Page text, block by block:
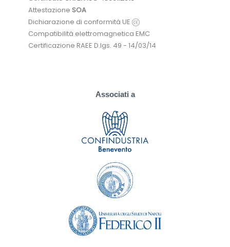
Attestazione SOA
Dichiarazione di conformità UE
Compatibilità elettromagnetica EMC
Certificazione RAEE D.lgs. 49 - 14/03/14
Associati a